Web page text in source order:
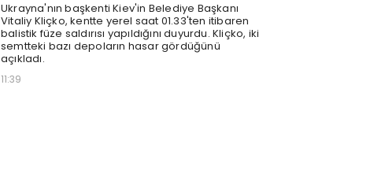
Ukrayna'nın başkenti Kiev'in Belediye Başkanı
Vitaliy Kliçko, kentte yerel saat 01.33'ten itibaren
balistik füze saldırısı yapıldığını duyurdu. Kliçko, iki
semtteki bazı depoların hasar gördüğünü
açıkladı.
11:39